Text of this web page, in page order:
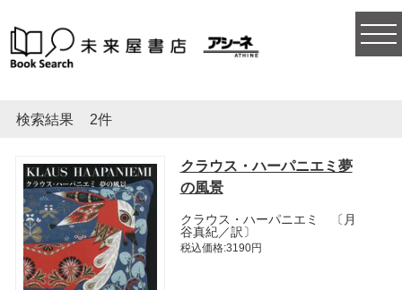
検索結果 2件
クラウス・ハーパニエミ夢
の風景
クラウス・ハーパニエミ 〔月
谷真紀／訳〕
税込価格:3190円